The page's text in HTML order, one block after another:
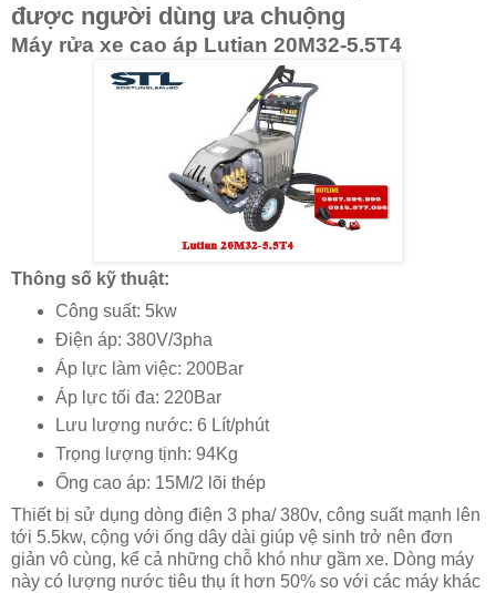
được người dùng ưa chuộng
Máy rửa xe cao áp Lutian 20M32-5.5T4
Thông số kỹ thuật:
Công suất: 5kw
Điện áp: 380V/3pha
Áp lực làm việc: 200Bar
Áp lực tối đa: 220Bar
Lưu lượng nước: 6 Lít/phút
Trọng lượng tịnh: 94Kg
Ống cao áp: 15M/2 lõi thép
Thiết bị sử dụng dòng điện 3 pha/ 380v, công suất mạnh lên
tới 5.5kw, cộng với ống dây dài giúp vệ sinh trở nên đơn
giản vô cùng, kể cả những chỗ khó như gầm xe. Dòng máy
này có lượng nước tiêu thụ ít hơn 50% so với các máy khác